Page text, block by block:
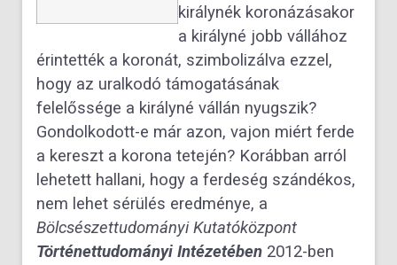
királynék koronázásakor
a királyné jobb vállához
érintették a koronát, szimbolizálva ezzel,
hogy az uralkodó támogatásának
felelőssége a királyné vállán nyugszik?
Gondolkodott-e már azon, vajon miért ferde
a kereszt a korona tetején? Korábban arról
lehetett hallani, hogy a ferdeség szándékos,
nem lehet sérülés eredménye, a
Bölcsészettudományi Kutatóközpont
Történettudományi Intézetében 2012-ben